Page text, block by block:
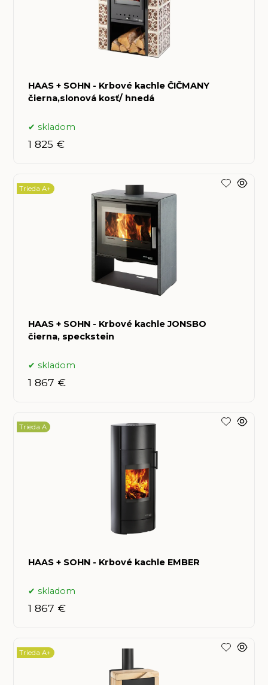
HAAS + SOHN - Krbové kachle ČIČMANY
čierna,slonová kosť/ hnedá
skladom
1 825 €
HAAS + SOHN - Krbové kachle JONSBO
čierna, speckstein
Trieda A+
skladom
1 867 €
HAAS + SOHN - Krbové kachle EMBER
Trieda A
skladom
1 867 €
Trieda A+